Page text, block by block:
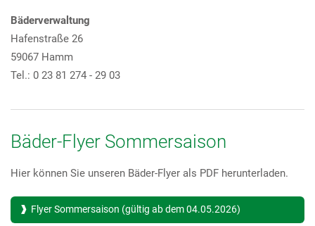
Bäderverwaltung
Hafenstraße 26
59067 Hamm
Tel.: 0 23 81 274 - 29 03
Bäder-Flyer Sommersaison
Hier können Sie unseren Bäder-Flyer als PDF herunterladen.
Flyer Sommersaison (gültig ab dem 04.05.2026)